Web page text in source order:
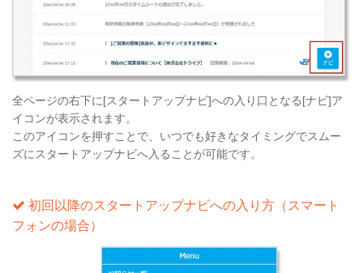
全ページの右下に[スタートアップナビ]への入り口となる[ナビ]ア
イコンが表示されます。
このアイコンを押すことで、いつでも好きなタイミングでスムー
ズにスタートアップナビへ入ることが可能です。
初回以降のスタートアップナビへの入り方（スマート
フォンの場合）